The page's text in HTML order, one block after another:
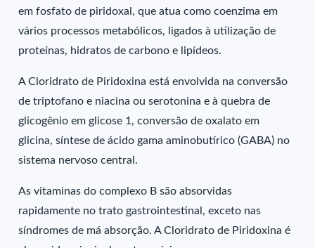
em fosfato de piridoxal, que atua como coenzima em
vários processos metabólicos, ligados à utilização de
proteínas, hidratos de carbono e lipídeos.
A Cloridrato de Piridoxina está envolvida na conversão
de triptofano e niacina ou serotonina e à quebra de
glicogênio em glicose 1, conversão de oxalato em
glicina, síntese de ácido gama aminobutírico (GABA) no
sistema nervoso central.
As vitaminas do complexo B são absorvidas
rapidamente no trato gastrointestinal, exceto nas
síndromes de má absorção. A Cloridrato de Piridoxina é